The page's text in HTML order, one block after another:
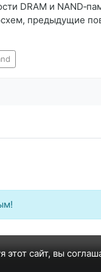
DRAM и
предыдущие
этот сайт, вы